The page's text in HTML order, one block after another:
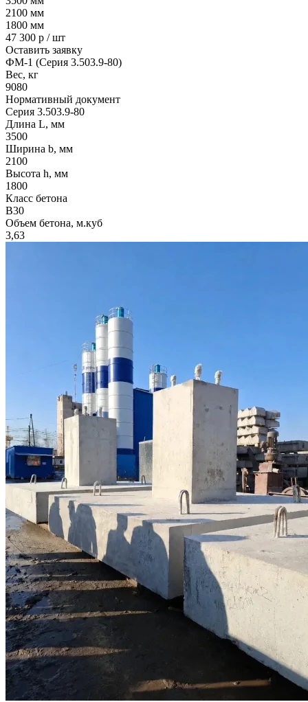
2100 мм
1800 мм
47 300 р / шт
Оставить заявку
ФМ-1 (Серия 3.503.9-80)
Вес, кг
9080
Нормативный документ
Серия 3.503.9-80
Длина L, мм
3500
Ширина b, мм
2100
Высота h, мм
1800
Класс бетона
B30
Объем бетона, м.куб
3,63